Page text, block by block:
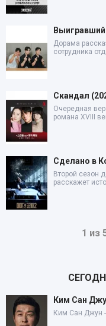
Дорама
сотрудника
Скандал
Очередная
романа XVIII
Сделано в
Второй сезон
расскажет
1 из
Ким Сан
Ким Сан Джун